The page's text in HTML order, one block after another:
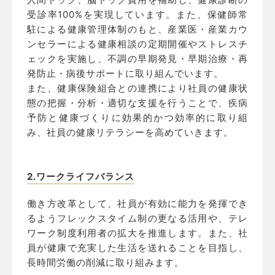
受診率100%を実現しています。また、保健師常
駐による健康管理体制のもと、産業医・産業カウ
ンセラーによる健康相談の定期開催やストレスチ
ェックを実施し、不調の早期発見・早期治療・再
発防止・病後サポートに取り組んでいます。
また、健康保険組合との連携により社員の健康状
態の把握・分析・適切な支援を行うことで、疾病
予防と健康づくりに効果的かつ効率的に取り組
み、社員の健康リテラシーを高めていきます。
2.ワークライフバランス
働き方改革として、社員が有効に能力を発揮でき
るようフレックスタイム制の更なる活用や、テレ
ワーク制度利用者の拡大を推進します。また、社
員が健康で充実した生活を送れることを目指し、
長時間労働の削減に取り組みます。